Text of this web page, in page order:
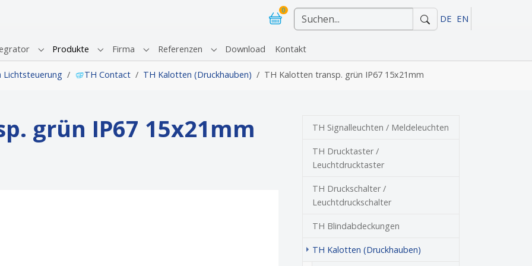
0
DE EN
Submenu for "Systemintegrator"
Produkte Submenu for "Produkte"
Firma Submenu for "Firma"
Referenzen Submenu for "Referenzen"
Download Kontakt
Lichtsteuerung TH Contact TH Kalotten (Druckhauben) TH Kalotten transp. grün IP67 15x21mm
grün IP67 15x21mm TH Signalleuchten / Meldeleuchten
TH Drucktaster /
Leuchtdrucktaster
TH Druckschalter /
Leuchtdruckschalter
TH Blindabdeckungen
TH Kalotten (Druckhauben)